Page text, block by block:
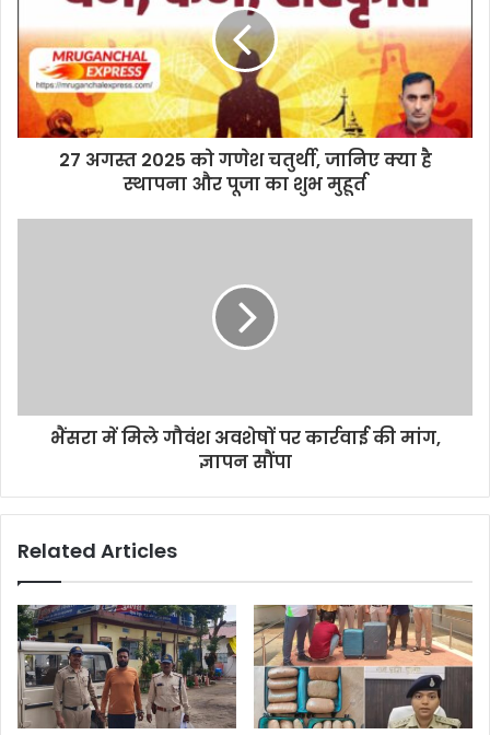
27 अगस्त 2025 को गणेश चतुर्थी, जानिए क्या है
स्थापना और पूजा का शुभ मुहूर्त
भैंसरा में मिले गौवंश अवशेषों पर कार्रवाई की मांग,
ज्ञापन सौंपा
Related Articles